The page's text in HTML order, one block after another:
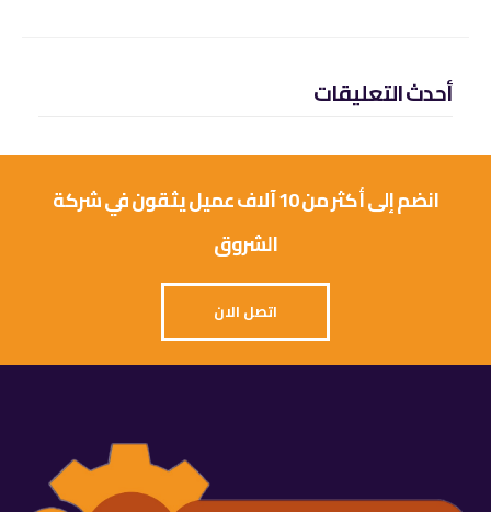
أحدث التعليقات
انضم إلى أكثر من 10 آلاف عميل يثقون في شركة
الشروق
اتصل الان